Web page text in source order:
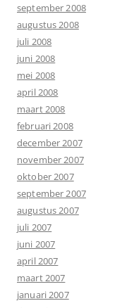
september 2008
augustus 2008
juli 2008
juni 2008
mei 2008
april 2008
maart 2008
februari 2008
december 2007
november 2007
oktober 2007
september 2007
augustus 2007
juli 2007
juni 2007
april 2007
maart 2007
januari 2007